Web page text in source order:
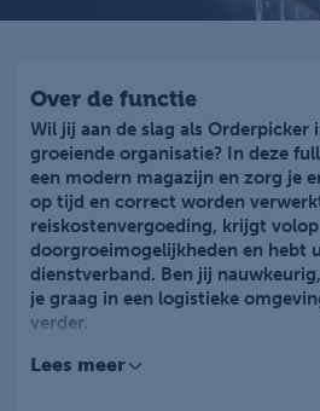
Over de functie
Wil jij aan de slag als Orderpicker
groeiende organisatie? In deze
een modern magazijn en zorg je
op tijd en correct worden
reiskostenvergoeding, krijgt volop
doorgroeimogelijkheden en hebt
dienstverband. Ben jij
je graag in een logistieke
verder.
Als Orderpicker in Lelystad ben je
Lees meer